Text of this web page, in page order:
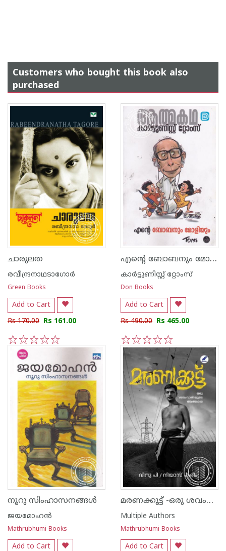
Customers who bought this book also
purchased
ചാരുലത
രവീന്ദ്രനാഥടാഗോര്‍
Green Books
Add to Cart
Rs 170.00 Rs 161.00
2
എന്റെ ബോബനും മോളിയും
കാര്‍ട്ടുണിസ്റ്റ് റ്റോംസ്
Don Books
Add to Cart
Rs 490.00 Rs 465.00
5
4
3
2
1
നൂറു സിംഹാസനങ്ങള്‍
ജയമോഹന്‍
Mathrubhumi Books
Add to Cart
മരണക്കൂട്ട് -ഒരു ശവംവാരിയുടെ ആത്മകഥ
Multiple Authors
Mathrubhumi Books
Add to Cart